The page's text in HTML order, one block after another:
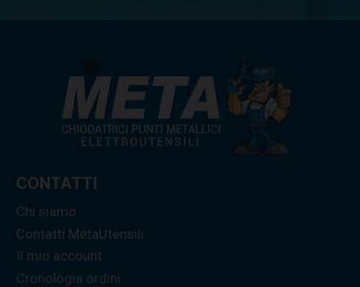
CONTATTI
Chi siamo
Contatti MetaUtensili
Il mio account
Cronologia ordini